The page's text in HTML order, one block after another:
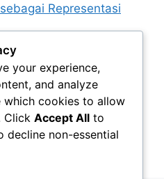
Representasi
dalam Membangun
Meningkatkan Efisiensi
Realitas Tertambah
your experience,
and analyze
which cookies to allow
Click Accept All to
decline non-essential